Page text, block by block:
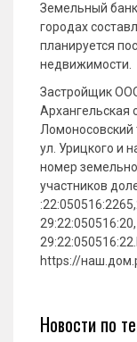
Земельный
городах
планируется
недвижимости.
Застройщик
Архангельская
Ломоносовский
ул. Урицкого и
номер
участников
https://
Новости по